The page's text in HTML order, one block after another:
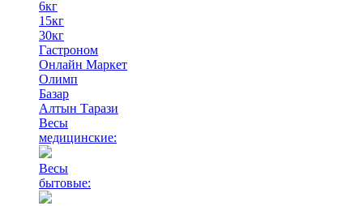
6кг
15кг
30кг
Гастроном
Онлайн Маркет
Олимп
Базар
Алтын Тарази
Весы
медицинские:
Весы
бытовые: